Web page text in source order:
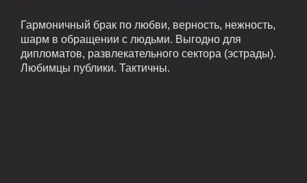
Гармоничный брак по любви, верность, нежность,
шарм в обращении с людьми. Выгодно для
дипломатов, развлекательного сектора (эстрады).
Любимцы публики. Тактичны.